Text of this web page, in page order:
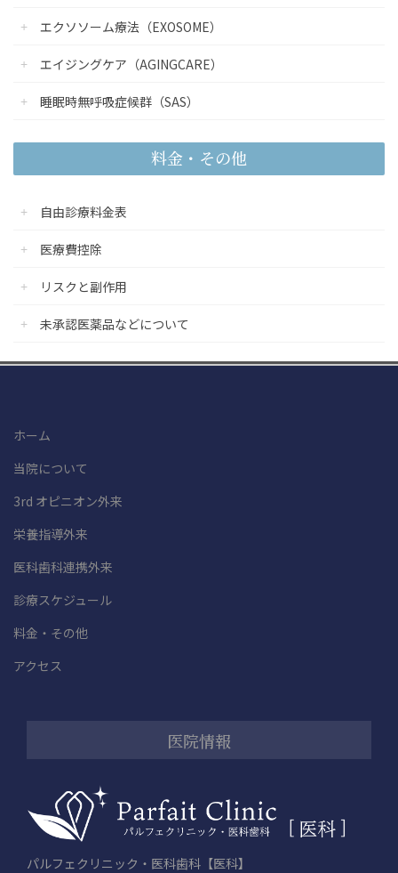
エクソソーム療法（EXOSOME）
エイジングケア（AGINGCARE）
睡眠時無呼吸症候群（SAS）
料金・その他
自由診療料金表
医療費控除
リスクと副作用
未承認医薬品などについて
ホーム
当院について
3rd オピニオン外来
栄養指導外来
医科歯科連携外来
診療スケジュール
料金・その他
アクセス
医院情報
パルフェクリニック・医科歯科【医科】